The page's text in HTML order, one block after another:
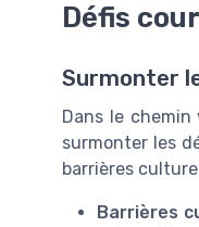
Défis
Surmonter
Dans le
surmonter les
barrières
Barrières